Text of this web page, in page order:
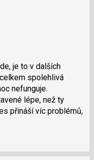
je to v dalších
spolehlivá
nefunguje.
lépe, než ty
přináší víc problémů,